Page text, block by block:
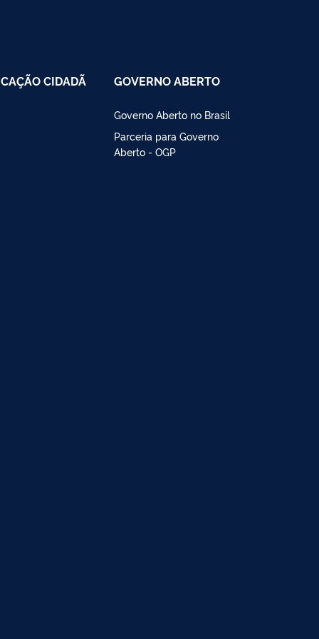
CIDADÃ GOVERNO ABERTO
Governo Aberto no Brasil
Parceria para Governo
Aberto - OGP